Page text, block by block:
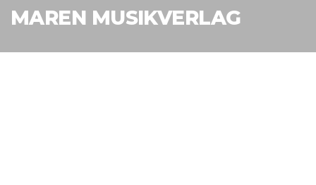
MAREN MUSIKVERLAG